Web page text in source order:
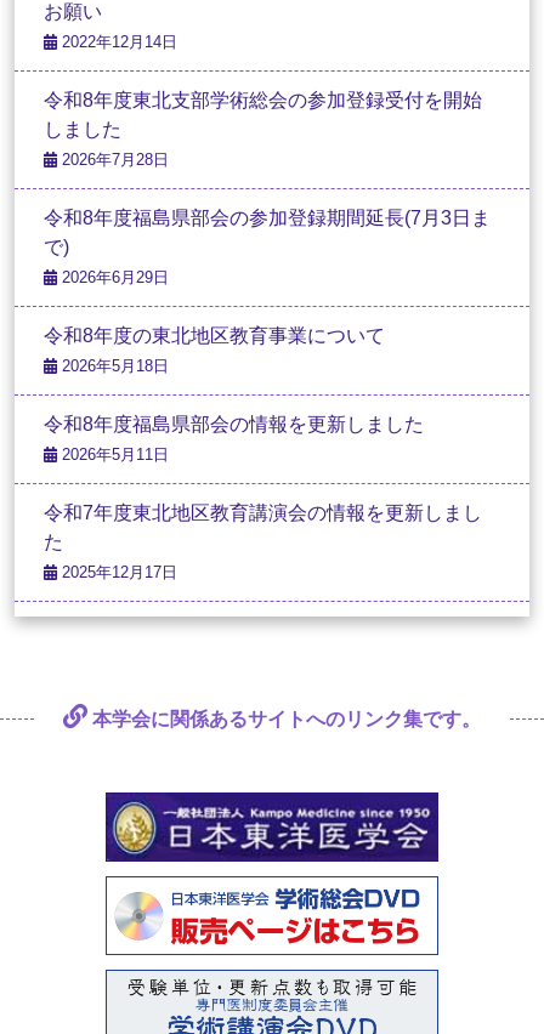
お願い
2022年12月14日
令和8年度東北支部学術総会の参加登録受付を開始
しました
2026年7月28日
令和8年度福島県部会の参加登録期間延長(7月3日ま
で)
2026年6月29日
令和8年度の東北地区教育事業について
2026年5月18日
令和8年度福島県部会の情報を更新しました
2026年5月11日
令和7年度東北地区教育講演会の情報を更新しまし
た
2025年12月17日
本学会に関係あるサイトへのリンク集です。